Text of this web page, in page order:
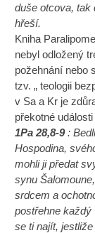
duše otcova, tak
hřeší.
Kniha
nebyl odložený
požehnání nebo
tzv. „ teologii
v Sa a Kr je
překotné
1Pa 28,8-9 :
Hospodina,
mohli ji předat
synu
srdcem a
postřehne
se ti najít,